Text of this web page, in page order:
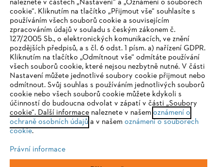
STIHL FAQ
Služby
Ochrana osobních údajů Právní doložka Cookies
IHR BROWSER WIRD NICHT
UNTERSTÜTZT
Sie nutzen einen Browser, den wir noch nicht unterstützen. Für
eine optimale Nutzung unserer Seite empfehlen wir Ihnen, zu
einem der folgenden Browser zu wechseln:
Firefox Chrome
naleznete v částech „Nastavení“ a „Oznámení o souborech
cookie“. Kliknutím na tlačítko „Přijmout vše“ souhlasíte s
používáním všech souborů cookie a souvisejícím
zpracováním údajů v souladu s českým zákonem č.
127/2005 Sb., o elektronických komunikacích, ve znění
pozdějších předpisů, a s čl. 6 odst. 1 písm. a) nařízení GDPR.
Kliknutím na tlačítko „Odmítnout vše“ odmítáte používání
všech souborů cookie, které nejsou nezbytně nutné. V části
Nastavení můžete jednotlivé soubory cookie přijmout nebo
odmítnout. Svůj souhlas s používáním jednotlivých souborů
cookie nebo všech souborů cookie můžete kdykoli s
účinností do budoucna odvolat v zápatí v části „Soubory
cookie“. Další informace naleznete v našem oznámení o
ochraně osobních údajůa v našem oznámení o souborech
cookie.
Právní informace